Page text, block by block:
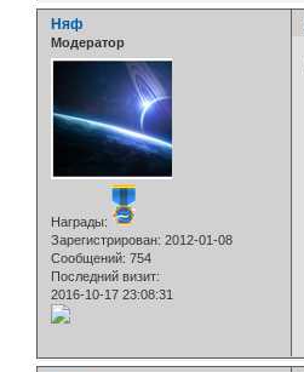
Няф
Модератор
Награды:
Зарегистрирован: 2012-01-08
Сообщений: 754
Последний визит:
2016-10-17 23:08:31